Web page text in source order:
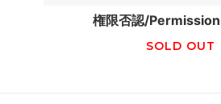
権限否認/
SOLD OUT